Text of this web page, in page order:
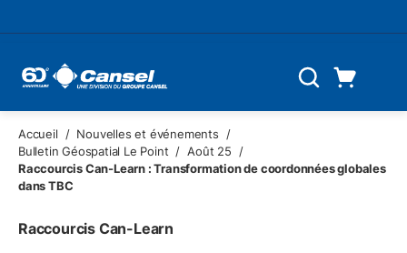
Recherche
Accueil / Nouvelles et événements
/
Bulletin Géospatial Le Point / Août 25
/
Raccourcis Can-Learn : Transformation de coordonnées globales
dans TBC
Raccourcis Can-Learn